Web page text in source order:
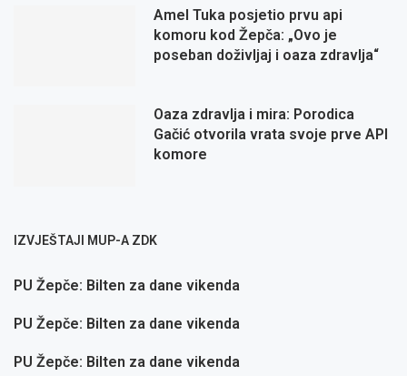
Amel Tuka posjetio prvu api
komoru kod Žepča: „Ovo je
poseban doživljaj i oaza zdravlja“
Oaza zdravlja i mira: Porodica
Gačić otvorila vrata svoje prve API
komore
IZVJEŠTAJI MUP-A ZDK
PU Žepče: Bilten za dane vikenda
PU Žepče: Bilten za dane vikenda
PU Žepče: Bilten za dane vikenda